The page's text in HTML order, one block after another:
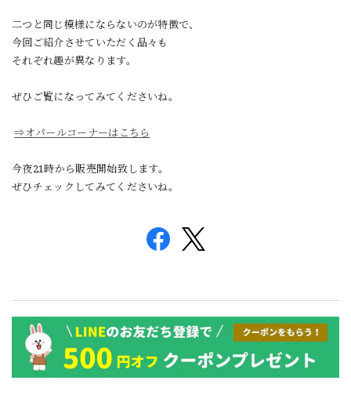
二つと同じ模様にならないのが特徴で、
今回ご紹介させていただく品々も
それぞれ趣が異なります。
ぜひご覧になってみてくださいね。
⇒オパールコーナーはこちら
今夜21時から販売開始致します。
ぜひチェックしてみてくださいね。